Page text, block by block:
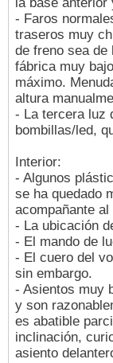
- Faros
traseros muy
de freno sea de
fábrica muy
máximo.
altura
- La tercera luz
bombillas/led,
Interior:
- Algunos
se ha quedado
acompañante
- La ubicación
- El mando de
- El cuero del
sin embargo.
- Asientos muy
y son
es abatible
inclinación,
asiento